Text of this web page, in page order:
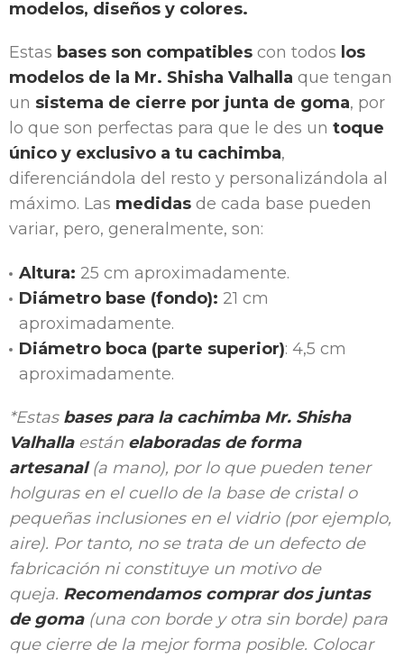
modelos, diseños y colores.
Estas bases son compatibles con todos los
modelos de la Mr. Shisha Valhalla que tengan
un sistema de cierre por junta de goma, por
lo que son perfectas para que le des un toque
único y exclusivo a tu cachimba,
diferenciándola del resto y personalizándola al
máximo. Las medidas de cada base pueden
variar, pero, generalmente, son:
Altura: 25 cm aproximadamente.
Diámetro base (fondo): 21 cm
aproximadamente.
Diámetro boca (parte superior): 4,5 cm
aproximadamente.
*Estas bases para la cachimba Mr. Shisha
Valhalla están elaboradas de forma
artesanal(a mano), por lo que pueden tener
holguras en el cuello de la base de cristal o
pequeñas inclusiones en el vidrio (por ejemplo,
aire). Por tanto, no se trata de un defecto de
fabricación ni constituye un motivo de
queja. Recomendamos comprar dos juntas
de goma(una con borde y otra sin borde) para
que cierre de la mejor forma posible. Colocar